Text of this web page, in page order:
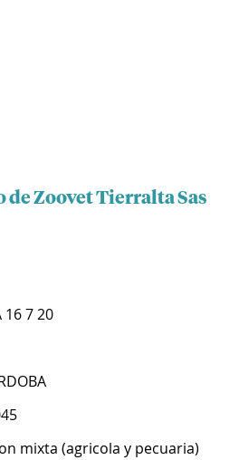
de Zoovet Tierralta Sas
16 7 20
mixta (agricola y pecuaria)